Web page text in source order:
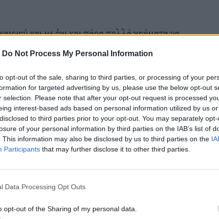
Do Not Process My Personal Information
opt-out of the sale, sharing to third parties, or processing of your
for targeted advertising by us, please use the below opt-out
selection. Please note that after your opt-out request is processed
interest-based ads based on personal information utilized by us
to third parties prior to your opt-out. You may separately
of your personal information by third parties on the IAB’s list of
This information may also be disclosed by us to third parties on the
Participants that may further disclose it to other third parties.
Data Processing Opt Outs
opt-out of the Sharing of my personal data.
και με όχι και πάρα πολλά χρήματα να
δεκαπέντε άτομα και να στήσουμε
γιορτή ή γενέθλια. Νιώσαμε ελευθερία,
παιδιά, παραδίπλα μας άλλες παρέες είχαν
και μαυρίσαμε και λίγο στην μύτη και
στα πόδια του ορειχάλκινου Ελευθερίου
στα κεφάλια μας για ακόμα μια
σαν τουρίστας, αρκεί να έχεις διάθεση.